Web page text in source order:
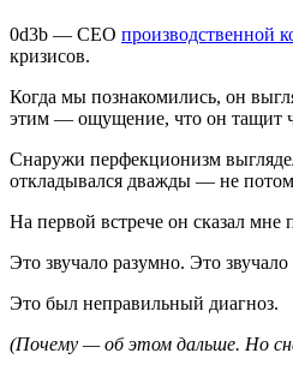
0d3b — CEO производственной
кризисов.
Когда мы познакомились, он
этим — ощущение, что он тащит
Снаружи перфекционизм
откладывался дважды — не
На первой встрече он сказал
Это звучало разумно. Это
Это был неправильный диагноз.
(Почему — об этом дальше. Но